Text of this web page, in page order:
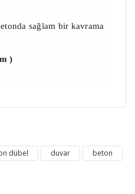
sağlam bir kavrama
)
siz yapın!
noktaları öneri
iletebilirsiniz.
ederiz.
dübel duvar
beton